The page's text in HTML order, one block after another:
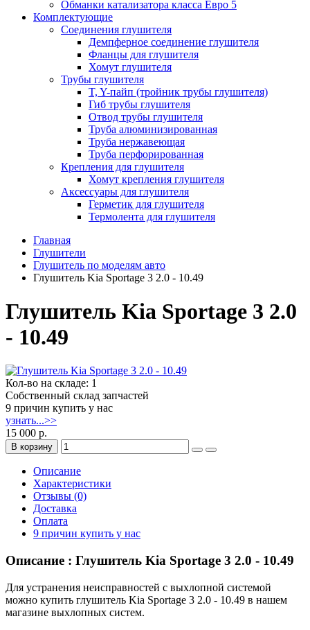
Обманки катализатора класса Евро 5
Комплектующие
Соединения глушителя
Демпферное соединение глушителя
Фланцы для глушителя
Хомут глушителя
Трубы глушителя
T, Y-пайп (тройник трубы глушителя)
Гиб трубы глушителя
Отвод трубы глушителя
Труба алюминизированная
Труба нержавеющая
Труба перфорированная
Крепления для глушителя
Хомут крепления глушителя
Аксессуары для глушителя
Герметик для глушителя
Термолента для глушителя
Главная
Глушители
Глушитель по моделям авто
Глушитель Kia Sportage 3 2.0 - 10.49
Глушитель Kia Sportage 3 2.0
- 10.49
Кол-во на складе: 1
Собственный склад запчастей
9 причин купить у нас
узнать...>>
15 000 р.
В корзину
Описание
Характеристики
Отзывы (0)
Доставка
Оплата
9 причин купить у нас
Описание : Глушитель Kia Sportage 3 2.0 - 10.49
Для устранения неисправностей с выхлопной системой
можно купить глушитель Kia Sportage 3 2.0 - 10.49 в нашем
магазине выхлопных систем.